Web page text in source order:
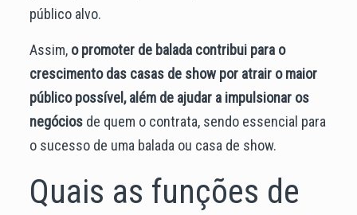
público alvo.
Assim, o promoter de balada contribui para o
crescimento das casas de show por atrair o maior
público possível, além de ajudar a impulsionar os
negócios de quem o contrata, sendo essencial para
o sucesso de uma balada ou casa de show.
Quais as funções de